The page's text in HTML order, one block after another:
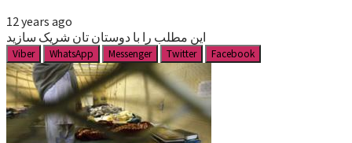
12 years ago
این مطلب را با دوستان تان شریک سازید
Viber WhatsApp Messenger Twitter Facebook